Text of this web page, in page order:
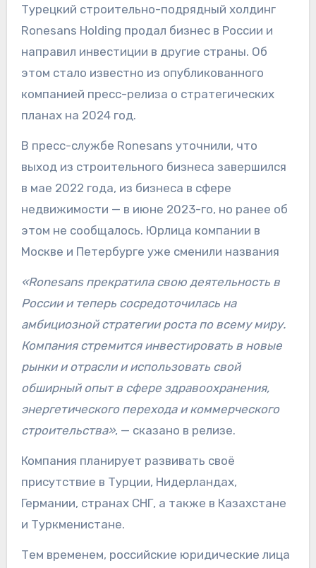
Турецкий строительно-подрядный холдинг
Ronesans Holding продал бизнес в России и
направил инвестиции в другие страны. Об
этом стало известно из опубликованного
компанией пресс-релиза о стратегических
планах на 2024 год.
В пресс-службе Ronesans уточнили, что
выход из строительного бизнеса завершился
в мае 2022 года, из бизнеса в сфере
недвижимости — в июне 2023-го, но ранее об
этом не сообщалось. Юрлица компании в
Москве и Петербурге уже сменили названия
«Ronesans прекратила свою деятельность в
России и теперь сосредоточилась на
амбициозной стратегии роста по всему миру.
Компания стремится инвестировать в новые
рынки и отрасли и использовать свой
обширный опыт в сфере здравоохранения,
энергетического перехода и коммерческого
строительства», — сказано в релизе.
Компания планирует развивать своё
присутствие в Турции, Нидерландах,
Германии, странах СНГ, а также в Казахстане
и Туркменистане.
Тем временем, российские юридические лица